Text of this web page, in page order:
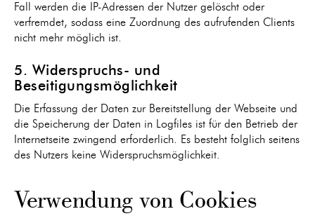
Fall werden die IP-Adressen der Nutzer gelöscht oder
verfremdet, sodass eine Zuordnung des aufrufenden Clients
nicht mehr möglich ist.
5. Widerspruchs- und
Beseitigungsmöglichkeit
Die Erfassung der Daten zur Bereitstellung der Webseite und
die Speicherung der Daten in Logfiles ist für den Betrieb der
Internetseite zwingend erforderlich. Es besteht folglich seitens
des Nutzers keine Widerspruchsmöglichkeit.
Verwendung von Cookies